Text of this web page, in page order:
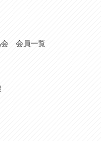
会 会員一覧